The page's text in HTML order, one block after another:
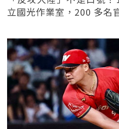
立國光作業室，200 多名